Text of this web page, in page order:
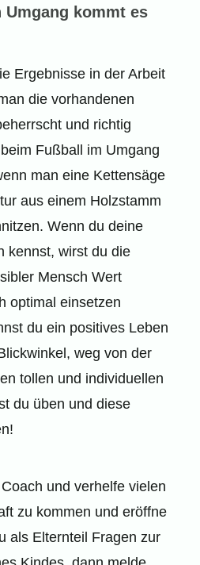
kommt es
Ergebnisse in der Arbeit
die vorhandenen
und richtig
Fußball im Umgang
man eine Kettensäge
aus einem Holzstamm
Wenn du deine
kennst, wirst du die
Mensch Wert
optimal einsetzen
du ein positives Leben
weg von der
tollen und individuellen
du üben und diese
und verhelfe vielen
zu kommen und eröffne
als Elternteil Fragen zur